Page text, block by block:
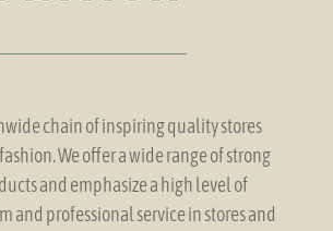
chain of inspiring quality stores
We offer a wide range of strong
and emphasize a high level of
and professional service in stores and